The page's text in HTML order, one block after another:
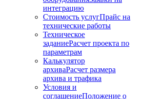
интеграцию
Стоимость услугПрайс на
технические работы
Техническое
заданиеРасчет проекта по
параметрам
Калькулятор
архиваРасчет размера
архива и трафика
Условия и
соглашениеПоложение о